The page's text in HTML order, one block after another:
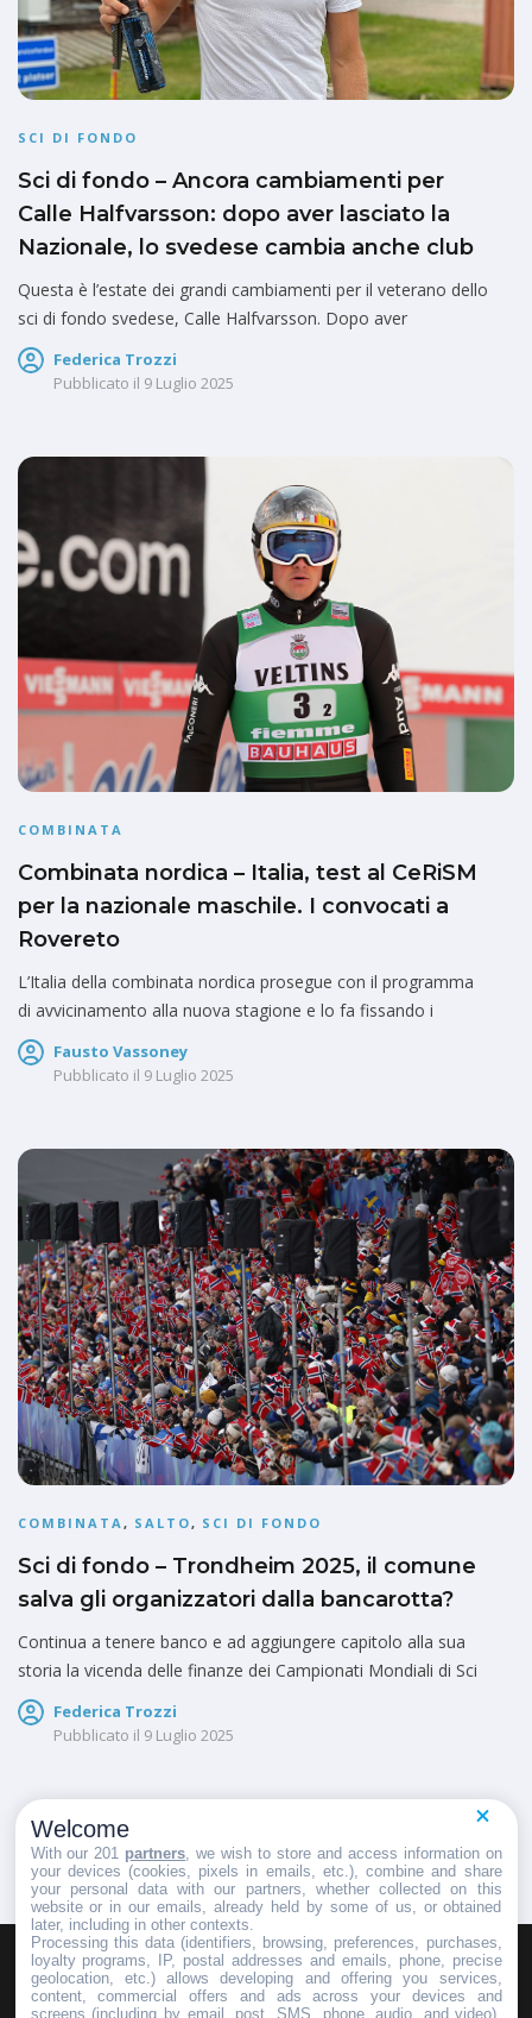
SCI DI FONDO
Sci di fondo – Ancora cambiamenti per
Calle Halfvarsson: dopo aver lasciato la
Nazionale, lo svedese cambia anche club
Questa è l’estate dei grandi cambiamenti per il veterano dello
sci di fondo svedese, Calle Halfvarsson. Dopo aver
Federica Trozzi
Pubblicato il 9 Luglio 2025
COMBINATA
Combinata nordica – Italia, test al CeRiSM
per la nazionale maschile. I convocati a
Rovereto
L’Italia della combinata nordica prosegue con il programma
di avvicinamento alla nuova stagione e lo fa fissando i
Fausto Vassoney
Pubblicato il 9 Luglio 2025
COMBINATA , SALTO, SCI DI FONDO
Sci di fondo – Trondheim 2025, il comune
salva gli organizzatori dalla bancarotta?
Continua a tenere banco e ad aggiungere capitolo alla sua
storia la vicenda delle finanze dei Campionati Mondiali di Sci
Federica Trozzi
Pubblicato il 9 Luglio 2025
HOMEPAGEREDAZIONEINVIA UN COMUNICATO STAMPA
Welcome
With our 201 partners , we wish to store and access information on
your devices (cookies, pixels in emails, etc.), combine and share
your personal data with our partners, whether collected on this
website or in our emails, already held by some of us, or obtained
later, including in other contexts.
Processing this data (identifiers, browsing, preferences, purchases,
loyalty programs, IP, postal addresses and emails, phone, precise
geolocation, etc.) allows developing and offering you services,
content, commercial offers and ads across your devices and
screens (including by email, post, SMS, phone, audio, and video),